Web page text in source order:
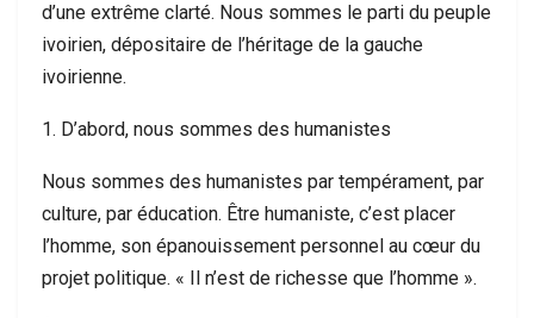
d’une extrême clarté. Nous sommes le parti du peuple
ivoirien, dépositaire de l’héritage de la gauche
ivoirienne.
1. D’abord, nous sommes des humanistes
Nous sommes des humanistes par tempérament, par
culture, par éducation. Être humaniste, c’est placer
l’homme, son épanouissement personnel au cœur du
projet politique. « Il n’est de richesse que l’homme ».